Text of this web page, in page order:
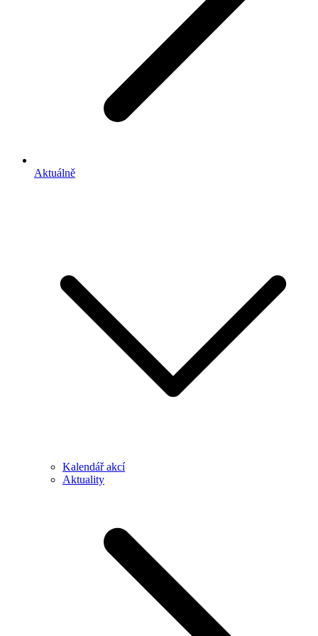
Aktuálně
Kalendář akcí
Aktuality